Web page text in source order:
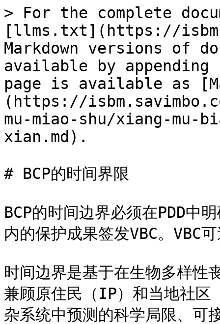
> For the complete
[llms.txt](https://
Markdown versions of
available by
page is available as
(https://
mu-miao-shu/xiang-
xian.md).
# BCP的时间界限
BCP的时间边界必须在PDD中
内的保护成果签发VBC。VBC
时间边界是基于在生物多样性
兼顾原住民（IP）和当地社区
杂系统中预测的科学局限、可